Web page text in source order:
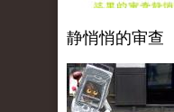
静悄悄的审查